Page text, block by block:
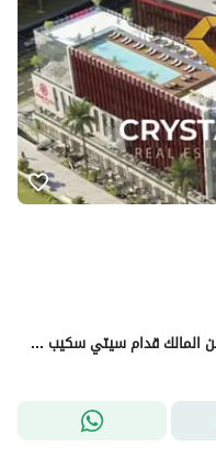
ستوديو متشطب بالتقسيط على 12 سنه من المالك قدام سيتي سكيب مول